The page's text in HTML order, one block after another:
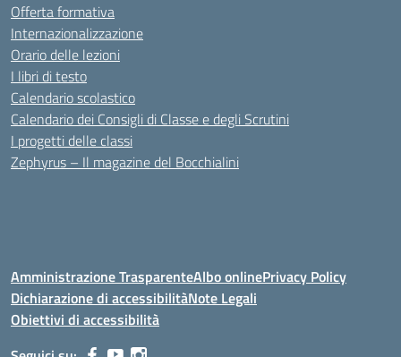
Offerta formativa
Internazionalizzazione
Orario delle lezioni
I libri di testo
Calendario scolastico
Calendario dei Consigli di Classe e degli Scrutini
I progetti delle classi
Zephyrus – Il magazine del Bocchialini
Amministrazione TrasparenteAlbo onlinePrivacy Policy
Dichiarazione di accessibilitàNote Legali
Obiettivi di accessibilità